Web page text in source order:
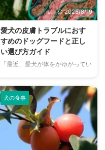
物・危険な果物についても網羅し
ており、愛犬との食生活をより豊
かにするための知識が身につきま
す。 この記事の結論 犬に梨を与
えることは可能で、水分や食物繊
維、カリウムなどさまざまな栄養
素を含んでいる 梨を与えるにし
ロリーに対して10％以内におさ
...
2025/8/19
愛犬の皮膚トラブルにおす
すめのドッグフードと正し
い選び方ガイド
「最近、愛犬が体をかゆがってい
ている」――そんな悩みを抱えて
いませんか？ 犬の皮膚トラブル
はアレルギーや栄養不足が原因で
起こることが多く、日頃の食事管
理が重要です。中でもドッグフー
ドは皮膚の健康状態に直結するた
め、正しい知識を持って選ぶこと
犬の食事